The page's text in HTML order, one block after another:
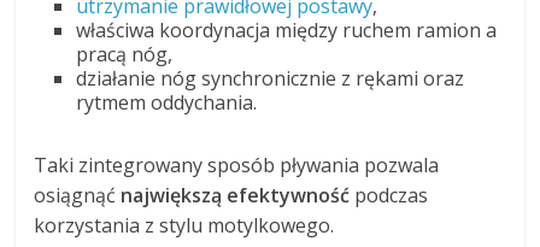
utrzymanie prawidłowej postawy,
właściwa koordynacja między ruchem ramion a
pracą nóg,
działanie nóg synchronicznie z rękami oraz
rytmem oddychania.
Taki zintegrowany sposób pływania pozwala
osiągnąć największą efektywność podczas
korzystania z stylu motylkowego.